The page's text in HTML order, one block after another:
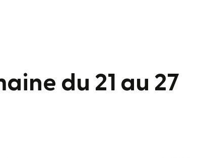
du 21 au 27